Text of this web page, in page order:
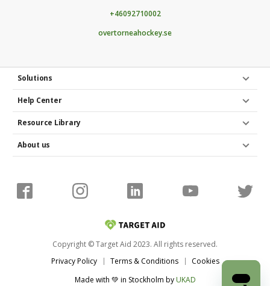
+46092710002
overtorneahockey.se
Solutions
Help Center
Resource Library
About us
Copyright © Target Aid 2023. All rights reserved.
Privacy Policy
Terms & Conditions
Cookies
Made with 💚 in Stockholm by UKAD